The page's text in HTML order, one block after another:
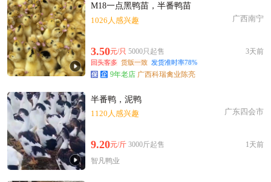
M18一点黑鸭苗，半番鸭苗
1026人感兴趣
广西南宁
3.50元/只 5000只起售 3天前
回头客多 货版一致 发货准时率78%
9年老店 广西科瑞禽业陈亮
半番鸭，泥鸭
1120人感兴趣
广东四会市
9.20元/斤 3000斤起售
1天前
智凡鸭业